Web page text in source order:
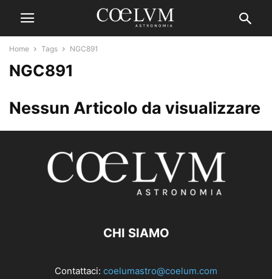
Home Tags NGC891
NGC891
Nessun Articolo da visualizzare
CHI SIAMO
Contattaci: coelumastro@coelum.com